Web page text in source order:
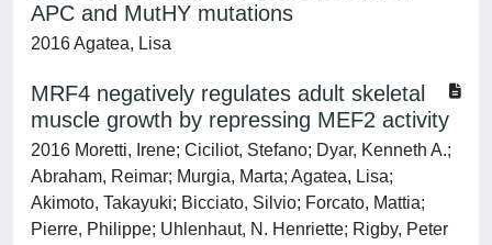
APC and MutHY mutations
2016 Agatea, Lisa
MRF4 negatively regulates adult skeletal
muscle growth by repressing MEF2 activity
2016 Moretti, Irene; Ciciliot, Stefano; Dyar, Kenneth A.;
Abraham, Reimar; Murgia, Marta; Agatea, Lisa;
Akimoto, Takayuki; Bicciato, Silvio; Forcato, Mattia;
Pierre, Philippe; Uhlenhaut, N. Henriette; Rigby, Peter